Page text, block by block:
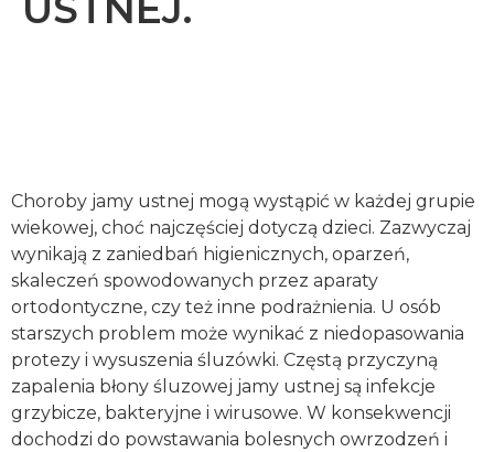
Choroby jamy ustnej mogą wystąpić w każdej grupie
wiekowej, choć najczęściej dotyczą dzieci. Zazwyczaj
wynikają z zaniedbań higienicznych, oparzeń,
skaleczeń spowodowanych przez aparaty
ortodontyczne, czy też inne podrażnienia. U osób
starszych problem może wynikać z niedopasowania
protezy i wysuszenia śluzówki. Częstą przyczyną
zapalenia błony śluzowej jamy ustnej są infekcje
grzybicze, bakteryjne i wirusowe. W konsekwencji
dochodzi do powstawania bolesnych owrzodzeń i